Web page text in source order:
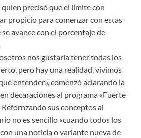
precisó que el límite con
propicio para comenzar con estas
avance con el porcentaje de
nos gustaría tener todas los
pero hay una realidad, vivimos
entender», comenzó aclarando la
decaraciones al programa «Fuerte
sus conceptos al
no es sencillo «cuando todos los
una noticia o variante nueva de